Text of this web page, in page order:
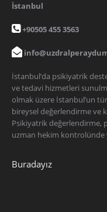
İstanbul
+90505 455 3563
İstanbul’da psikiyatrik
ve tedavi hizmetleri
olmak üzere İstanbul’un
bireysel değerlendirme ve
Psikiyatrik değerlendirme,
uzman hekim
Buradayız